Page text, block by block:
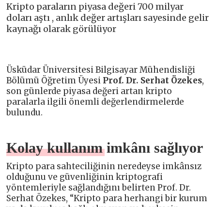
Kripto paraların piyasa değeri 700 milyar
doları aştı , anlık değer artışları sayesinde gelir
kaynağı olarak görülüyor
Üsküdar Üniversitesi Bilgisayar Mühendisliği
Bölümü Öğretim Üyesi Prof. Dr. Serhat Özekes,
son günlerde piyasa değeri artan kripto
paralarla ilgili önemli değerlendirmelerde
bulundu.
Kolay kullanım imkânı sağlıyor
Kripto para sahteciliğinin neredeyse imkânsız
olduğunu ve güvenliğinin kriptografi
yöntemleriyle sağlandığını belirten Prof. Dr.
Serhat Özekes, “Kripto para herhangi bir kurum